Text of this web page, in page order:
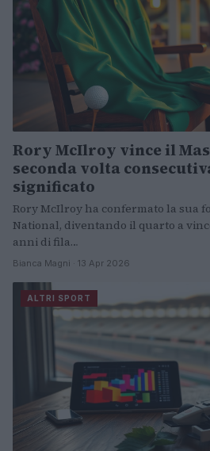
Rory McIlroy vince il
seconda volta
significato
Rory McIlroy ha confermato la sua
National, diventando il quarto a
anni di fila…
Bianca Magni · 13 Apr 2026
ALTRI SPORT